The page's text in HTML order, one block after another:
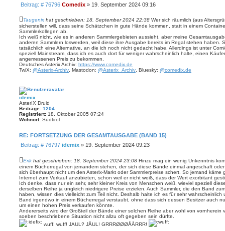
k
d
a
t
e
n
v
o
n
C
o
m
i
x
Beitrag: # 76796B
i
t
r
a
g
Comedix » 19. September 2024 09:16
Taugenix hat geschrieben: 18. September 2024 22:38 Wer sich räumlich (aus
sicherstellen will, dass seine Schätzchen in gute Hände kommen, statt in einem
Sammlerkollegen ab.
Ich weiß nicht, wie es in anderen Sammlergebieten aussieht, aber meine
anderen Sammlern loswerden, weil diese ihre Ausgabe bereits im Regal stehen haben.
tatsächlich eine Alternative, an die ich noch nicht gedacht habe. Allerdings ist unter
speziell Mainstream, dass ich es auch dort für weniger wahrscheinlich halte, einen
angemessenen Preis zu bekommen.
Deutsches Asterix Archiv: https://www.comedix.de
TwiX: @Asterix-Archiv , Mastodon: @Asterix_Archiv , Bluesky: @comedix.de
idemix
AsterIX Druid
Beiträge: 1204
Registriert: 18. Oktober 2005 07:24
Wohnort: Südtirol
RE: FORTSETZUNG DER GESAMTAUSGABE (BAND 15)
Beitrag: # 76797B
t
r
a
g
idemix » 19. September 2024 09:23
Erik hat geschrieben: 18. September 2024 23:08 Hinzu mag ein wenig Unkenntnis
einem Bücherregal von jemandem stehen, der sich diese Bände einmal angeschaft
sich überhaupt nicht um den Asterix-Markt oder Sammlerpreise schert. So jemand
Internet zum Verkauf anzubieten, schon weil er nicht weiß, dass der Wert exorbitant
Ich denke, dass nur ein sehr, sehr kleiner Kreis von Menschen weiß, wieviel speziell
derselben Reihe ja ungleich niedrigere Preise erzielen. Auch Sammler, die den Band
haben, wissen dies vielleicht zum Teil nicht. Deshalb halte ich es für sehr
Band irgendwo in einem Bücherregal verstaubt, ohne dass sich dessen Besitzer auch
um einen hohen Preis verkaufen könnte.
Andererseits wird der Großteil der Bände einer solchen Reihe aber wohl von vornherein
soeben beschriebene Situation nicht allzu oft gegeben sein dürfte.
wuff! wuff! JAUL? JÅUL! GRRRØØØÅÅRRR!